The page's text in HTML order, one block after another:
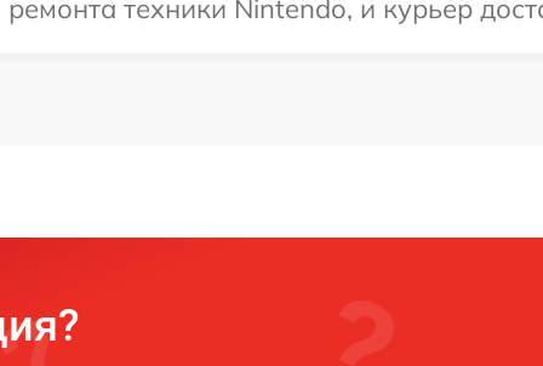
техники Nintendo, и курьер